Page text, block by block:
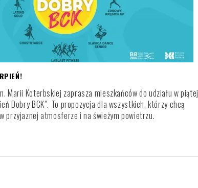
Marii Koterbskiej zaprasza mieszkańców do udziału w piątej
Dobry BCK”. To propozycja dla wszystkich, którzy chcą
przyjaznej atmosferze i na świeżym powietrzu.